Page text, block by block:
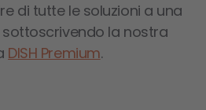
di tutte le soluzioni a una
la nostra
DISH Premium.